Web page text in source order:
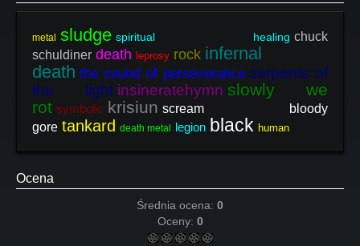
metal sludge spiritual healing chuck
schuldiner death leprosy rock infernal
death the sound of perseverance serpents of
the light insineratehymn slowly we
rot symbolic krisiun scream bloody
gore tankard death metal legion black human
Ocena
Średnia ocena: 0
Oceny: 0